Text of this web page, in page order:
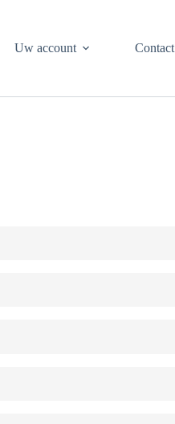
Uw account Contact